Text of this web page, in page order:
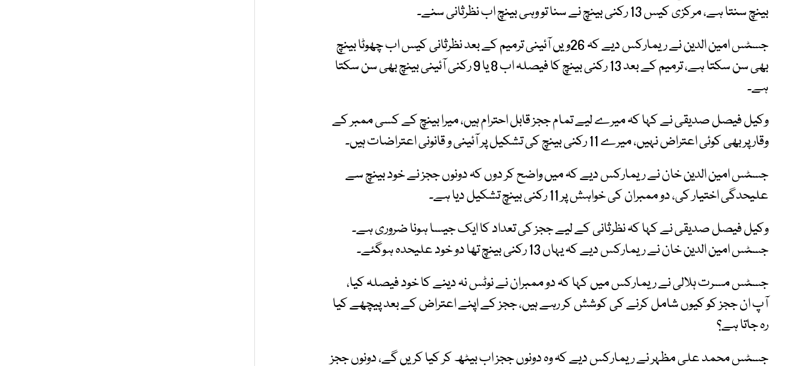
بینچ سنتا ہے، مرکزی کیس 13 رکنی بینچ نے سنا تو وہی بینچ اب نظرثانی سنے۔
جسٹس امین الدین نے ریمارکس دیے کہ 26ویں آئینی ترمیم کے بعد نظرثانی کیس اب چھوٹا بینچ
بھی سن سکتا ہے، ترمیم کے بعد 13 رکنی بینچ کا فیصلہ اب 8 یا 9 رکنی آئینی بینچ بھی سن سکتا
ہے۔
وکیل فیصل صدیقی نے کہا کہ میرے لیے تمام ججز قابل احترام ہیں، میرا بینچ کے کسی ممبر کے
وقار پر بھی کوئی اعتراض نہیں، میرے 11 رکنی بینچ کی تشکیل پر آئینی و قانونی اعتراضات ہیں۔
جسٹس امین الدین خان نے ریمارکس دیے کہ میں واضح کر دوں کہ دونوں ججز نے خود بینچ سے
علیحدگی اختیار کی، دو ممبران کی خواہش پر 11 رکنی بینچ تشکیل دیا ہے۔
وکیل فیصل صدیقی نے کہا کہ نظرثانی کے لیے ججز کی تعداد کا ایک جیسا ہونا ضروری ہے۔
جسٹس امین الدین خان نے ریمارکس دیے کہ یہاں 13 رکنی بینچ تھا دو خود علیحدہ ہوگئے۔
جسٹس مسرت ہلالی نے ریمارکس میں کہا کہ دو ممبران نے نوٹس نہ دینے کا خود فیصلہ کیا،
آپ ان ججز کو کیوں شامل کرنے کی کوشش کر رہے ہیں، ججز کے اپنے اعتراض کے بعد پیچھے کیا
رہ جاتا ہے؟
جسٹس محمد علی مظہر نے ریمارکس دیے کہ وہ دونوں ججز اب بیٹھ کر کیا کریں گے، دونوں ججز